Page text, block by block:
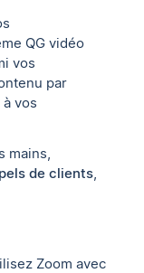
QG vidéo
vos
par
vos
mains,
de clients,
Zoom avec